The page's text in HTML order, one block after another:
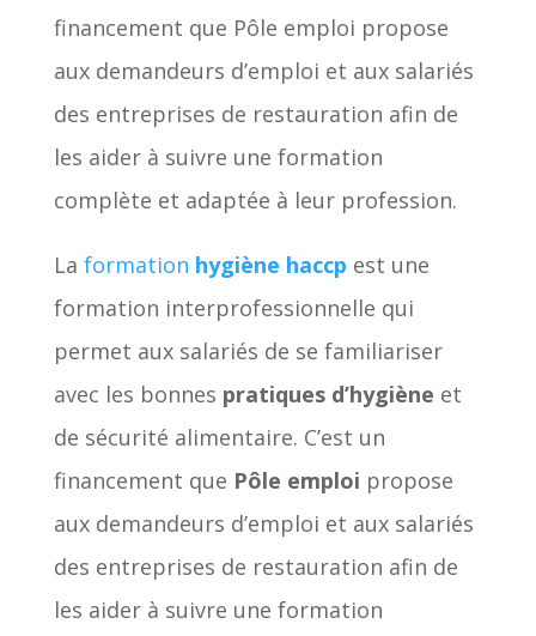
financement que Pôle emploi propose
aux demandeurs d’emploi et aux salariés
des entreprises de restauration afin de
les aider à suivre une formation
complète et adaptée à leur profession.
La formation hygiène haccp est une
formation interprofessionnelle qui
permet aux salariés de se familiariser
avec les bonnes pratiques d’hygiène et
de sécurité alimentaire. C’est un
financement que Pôle emploi propose
aux demandeurs d’emploi et aux salariés
des entreprises de restauration afin de
les aider à suivre une formation